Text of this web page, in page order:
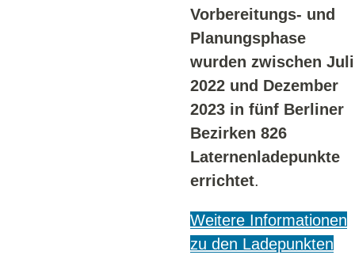
Vorbereitungs- und
Planungsphase
wurden zwischen Juli
2022 und Dezember
2023 in fünf Berliner
Bezirken 826
Laternenladepunkte
errichtet.
Weitere Informationen
zu den Ladepunkten